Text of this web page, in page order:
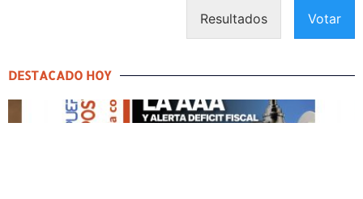
Resultados Votar
DESTACADO HOY